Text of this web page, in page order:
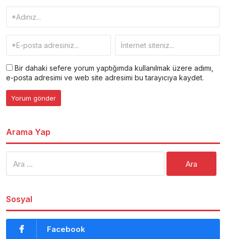
Bir dahaki sefere yorum yaptığımda kullanılmak üzere adımı,
e-posta adresimi ve web site adresimi bu tarayıcıya kaydet.
Arama Yap
Sosyal
Facebook